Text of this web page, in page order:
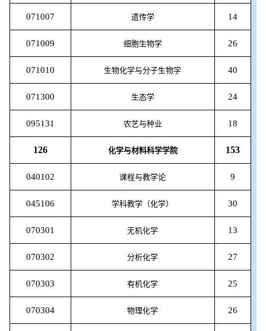
071007 遗传学 14
071009 细胞生物学 26
071010 生物化学与分子生物学 40
071300 生态学 24
095131 农艺与种业 18
126 化学与材料科学学院 153
040102 课程与教学论 9
045106 学科教学（化学） 30
070301 无机化学 13
070302 分析化学 27
070303 有机化学 25
070304 物理化学 26